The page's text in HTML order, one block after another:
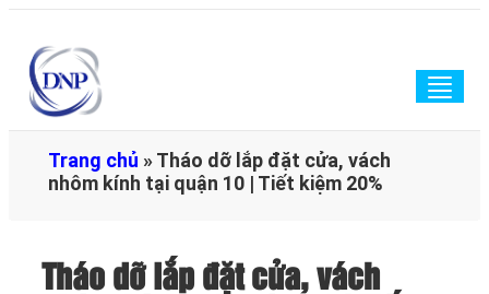
Trang chủ »Tháo dỡ lắp đặt cửa, vách
nhôm kính tại quận 10 | Tiết kiệm 20%
Tháo dỡ lắp đặt cửa, vách